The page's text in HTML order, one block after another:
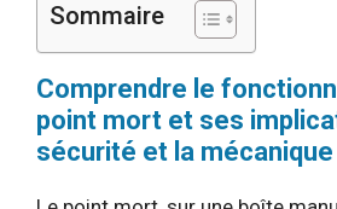
Sommaire
Comprendre le
point mort et ses
sécurité et la mécanique